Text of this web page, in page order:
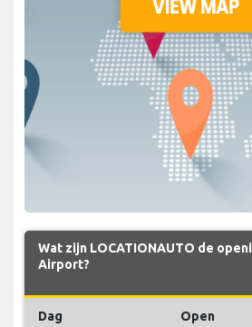
Wat zijn LOCATIONAUTO de
Airport?
Dag Open